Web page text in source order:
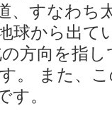
、すなわ
球から出て
方向を指
。 また、
す。